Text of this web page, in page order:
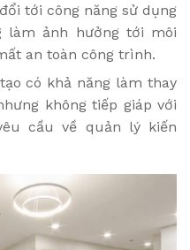
tới công năng sử dụng
làm ảnh hưởng tới môi
an toàn công trình.
có khả năng làm thay
không tiếp giáp với
cầu về quản lý kiến